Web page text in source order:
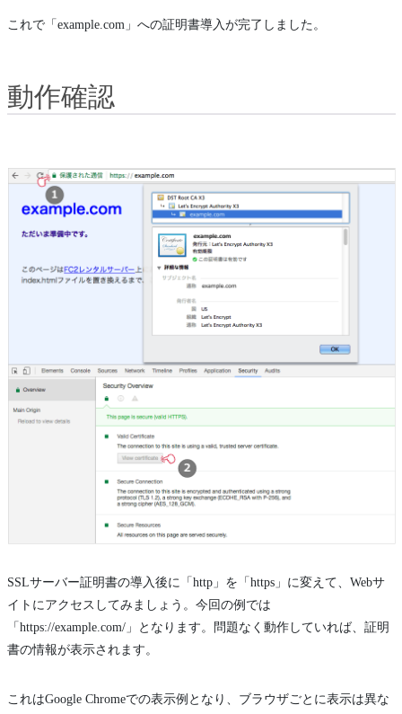
これで「example.com」への証明書導入が完了しました。
動作確認
SSLサーバー証明書の導入後に「http」を「https」に変えて、Webサ
イトにアクセスしてみましょう。今回の例では
「https://example.com/」となります。問題なく動作していれば、証明
書の情報が表示されます。
これはGoogle Chromeでの表示例となり、ブラウザごとに表示は異な